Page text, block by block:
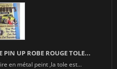
PIN UP ROBE ROUGE TOLE...
en métal peint ,la tole est...